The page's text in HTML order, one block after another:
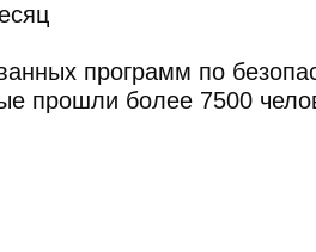
программ по
прошли более 7500